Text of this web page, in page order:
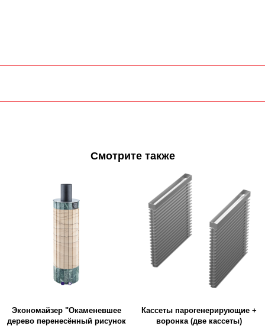
Смотрите также
Экономайзер "Окаменевшее
дерево перенесённый рисунок
Кассеты парогенерирующие +
воронка (две кассеты)